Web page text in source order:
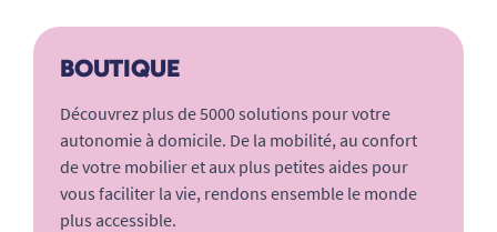
BOUTIQUE
Découvrez plus de 5000 solutions pour votre
autonomie à domicile. De la mobilité, au confort
de votre mobilier et aux plus petites aides pour
vous faciliter la vie, rendons ensemble le monde
plus accessible.